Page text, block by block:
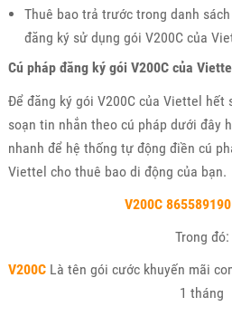
Thuê bao trả trước trong danh
đăng ký sử dụng gói V200C của
Cú pháp đăng ký gói V200C của
Để đăng ký gói V200C của Viettel hết
soạn tin nhắn theo cú pháp dưới đây
nhanh để hệ thống tự động điền cú
Viettel cho thuê bao di động của bạn.
V200C865589190
Trong đó:
V200C Là tên gói cước khuyến mãi
1 tháng